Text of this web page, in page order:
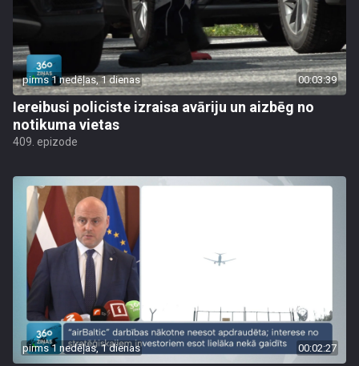
pirms 1 nedēļas, 1 dienas 00:03:39
Iereibusi policiste izraisa avāriju un aizbēg no
notikuma vietas
409. epizode
pirms 1 nedēļas, 1 dienas 00:02:27